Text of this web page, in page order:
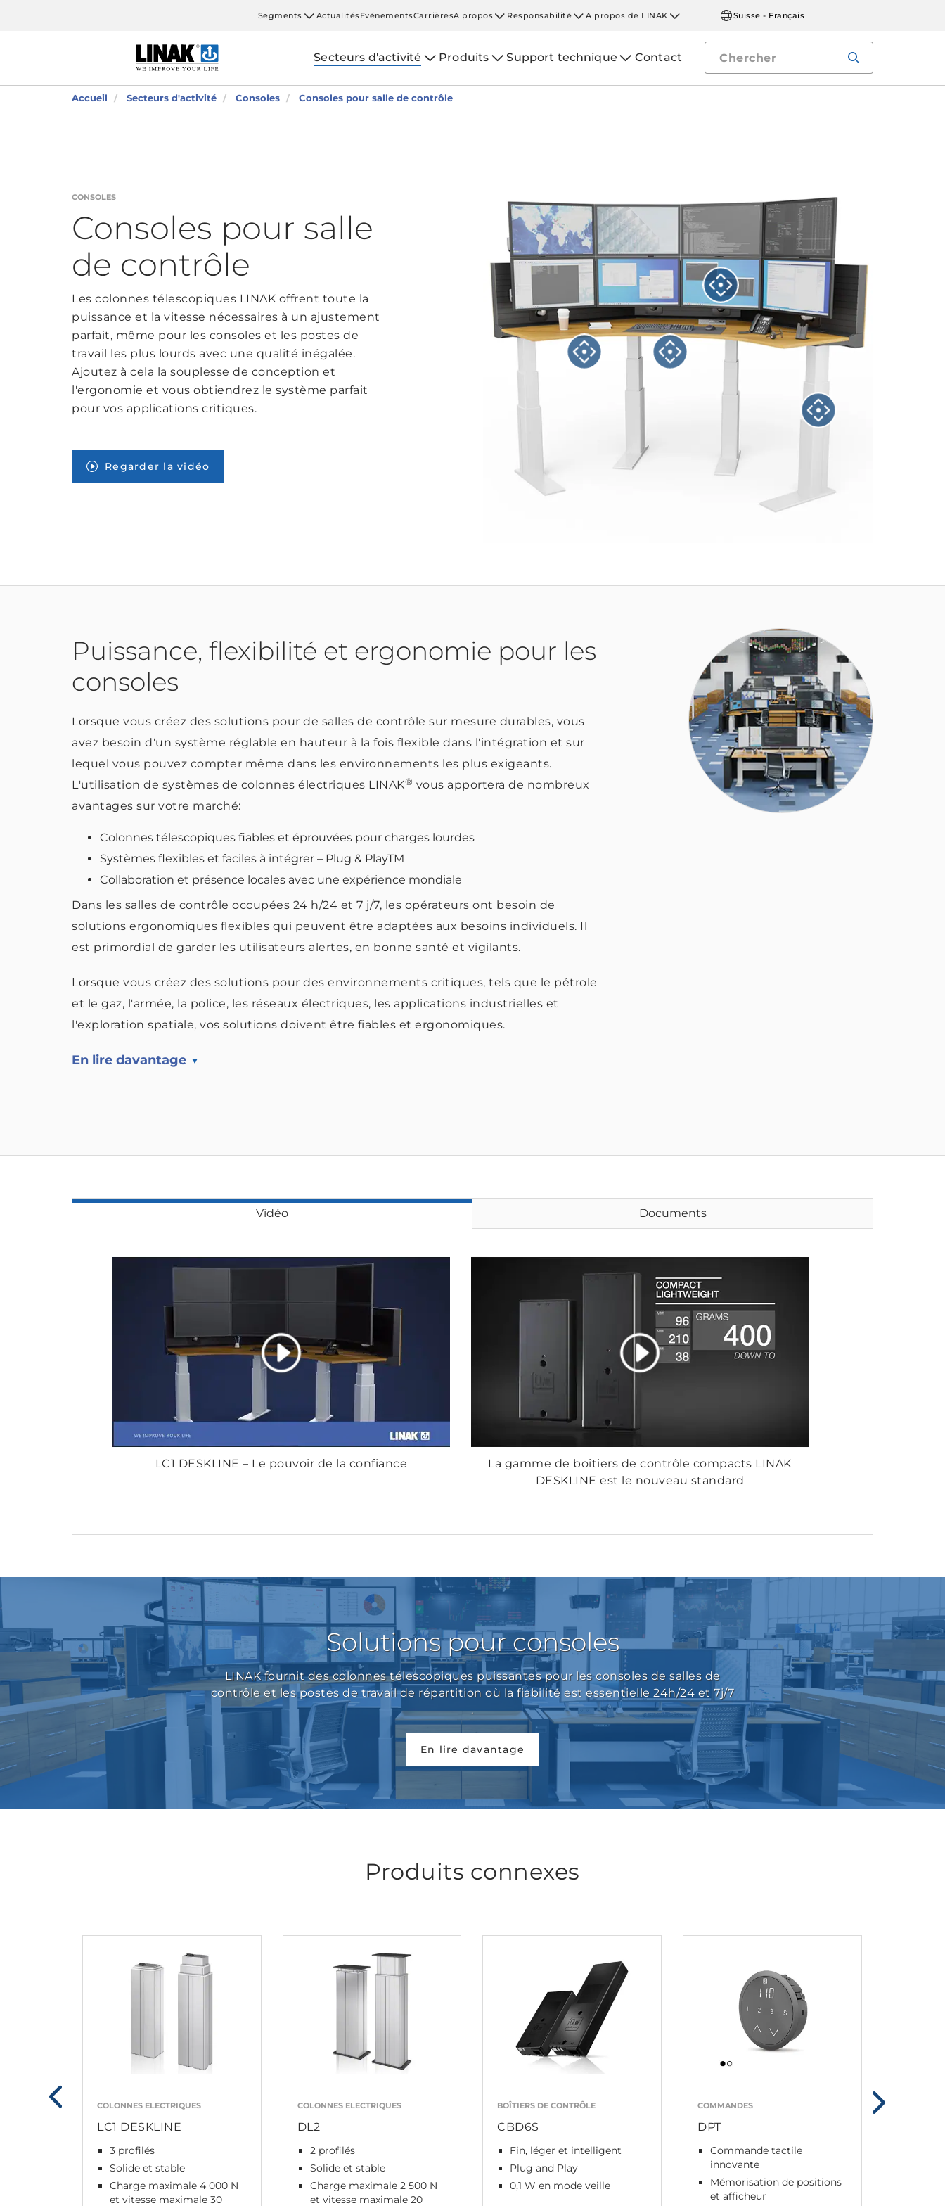
Segments ActualitésEvénementsCarrièresA propos Responsabilité A propos de LINAK Suisse - Français
Secteurs d'activité Produits Support technique Contact
Accueil Secteurs d'activité Consoles Consoles pour salle de contrôle
CONSOLES
Consoles pour salle
de contrôle
Les colonnes télescopiques LINAK offrent toute la
puissance et la vitesse nécessaires à un ajustement
parfait, même pour les consoles et les postes de
travail les plus lourds avec une qualité inégalée.
Ajoutez à cela la souplesse de conception et
l'ergonomie et vous obtiendrez le système parfait
pour vos applications critiques.
Regarder la vidéo
Puissance, flexibilité et ergonomie pour les
consoles
Lorsque vous créez des solutions pour de salles de contrôle sur mesure durables, vous
avez besoin d'un système réglable en hauteur à la fois flexible dans l'intégration et sur
lequel vous pouvez compter même dans les environnements les plus exigeants.
L'utilisation de systèmes de colonnes électriques LINAK® vous apportera de nombreux
avantages sur votre marché:
Colonnes télescopiques fiables et éprouvées pour charges lourdes
Systèmes flexibles et faciles à intégrer – Plug & PlayTM
Collaboration et présence locales avec une expérience mondiale
Dans les salles de contrôle occupées 24 h/24 et 7 j/7, les opérateurs ont besoin de
solutions ergonomiques flexibles qui peuvent être adaptées aux besoins individuels. Il
est primordial de garder les utilisateurs alertes, en bonne santé et vigilants.
Lorsque vous créez des solutions pour des environnements critiques, tels que le pétrole
et le gaz, l'armée, la police, les réseaux électriques, les applications industrielles et
l'exploration spatiale, vos solutions doivent être fiables et ergonomiques.
En lire davantage
Vidéo Documents
LC1 DESKLINE – Le pouvoir de la confiance
La gamme de boîtiers de contrôle compacts LINAK
DESKLINE est le nouveau standard
Solutions pour consoles
LINAK fournit des colonnes télescopiques puissantes pour les consoles de salles de
contrôle et les postes de travail de répartition où la fiabilité est essentielle 24h/24 et 7j/7
.
En lire davantage
Produits connexes
COLONNES ELECTRIQUES
LC1 DESKLINE
3 profilés
Solide et stable
Charge maximale 4 000 N
et vitesse maximale 30
COLONNES ELECTRIQUES
DL2
2 profilés
Solide et stable
Charge maximale 2 500 N
et vitesse maximale 20
BOÎTIERS DE CONTRÔLE
CBD6S
Fin, léger et intelligent
Plug and Play
0,1 W en mode veille
COMMANDES
DPT
Commande tactile
innovante
Mémorisation de positions
et afficheur